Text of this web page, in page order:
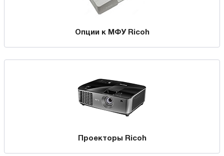
Опции к МФУ Ricoh
Проекторы Ricoh